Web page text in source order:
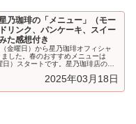
乃珈琲の「メニュー」（モー
リンク、パンケーキ、スイー
た感想付き
金曜日）から星乃珈琲オフィシャ
した。春のおすすめメニューは
）スタートです。星乃珈琲店の
2025年03月18日